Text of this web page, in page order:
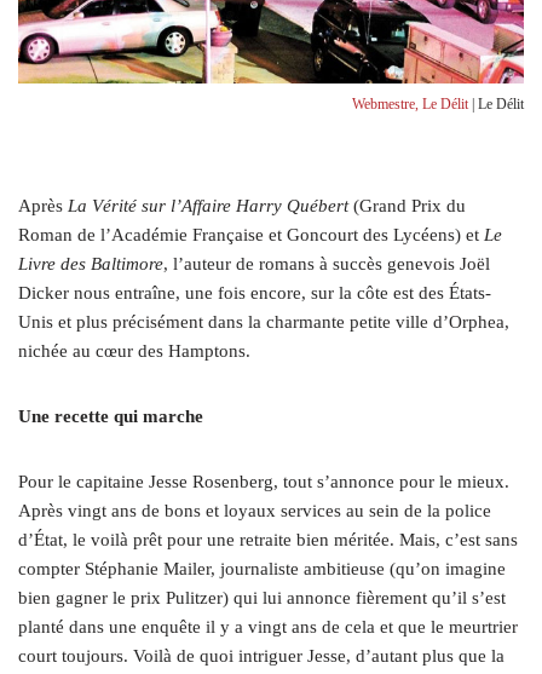
Webmestre, Le Délit| Le Délit
Après La Vérité sur l’Affaire Harry Québert(Grand Prix du
Roman de l’Académie Française et Goncourt des Lycéens) et Le
Livre des Baltimore, l’auteur de romans à succès genevois Joël
Dicker nous entraîne, une fois encore, sur la côte est des États-
Unis et plus précisément dans la charmante petite ville d’Orphea,
nichée au cœur des Hamptons.
Une recette qui marche
Pour le capitaine Jesse Rosenberg, tout s’annonce pour le mieux.
Après vingt ans de bons et loyaux services au sein de la police
d’État, le voilà prêt pour une retraite bien méritée. Mais, c’est sans
compter Stéphanie Mailer, journaliste ambitieuse (qu’on imagine
bien gagner le prix Pulitzer) qui lui annonce fièrement qu’il s’est
planté dans une enquête il y a vingt ans de cela et que le meurtrier
court toujours. Voilà de quoi intriguer Jesse, d’autant plus que la